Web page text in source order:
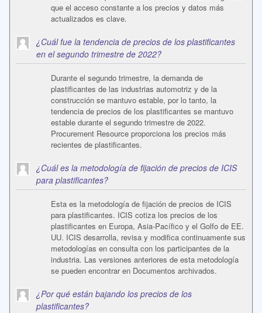
que el acceso constante a los precios y datos más
actualizados es clave.
¿Cuál fue la tendencia de precios de los plastificantes
en el segundo trimestre de 2022?
Durante el segundo trimestre, la demanda de
plastificantes de las industrias automotriz y de la
construcción se mantuvo estable, por lo tanto, la
tendencia de precios de los plastificantes se mantuvo
estable durante el segundo trimestre de 2022.
Procurement Resource proporciona los precios más
recientes de plastificantes.
¿Cuál es la metodología de fijación de precios de ICIS
para plastificantes?
Esta es la metodología de fijación de precios de ICIS
para plastificantes. ICIS cotiza los precios de los
plastificantes en Europa, Asia-Pacífico y el Golfo de EE.
UU. ICIS desarrolla, revisa y modifica continuamente sus
metodologías en consulta con los participantes de la
industria. Las versiones anteriores de esta metodología
se pueden encontrar en Documentos archivados.
¿Por qué están bajando los precios de los
plastificantes?